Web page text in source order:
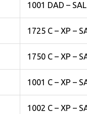
1001 DAD – SAL
1725 C – XP –
1750 C – XP –
1001 C – XP –
1002 C – XP –